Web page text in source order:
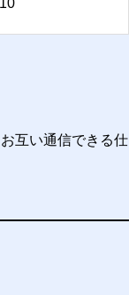
互い通信できる仕